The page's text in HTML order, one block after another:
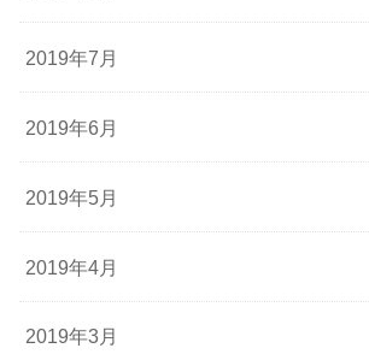
2019年7月
2019年6月
2019年5月
2019年4月
2019年3月